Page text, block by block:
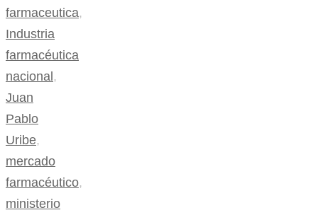
farmaceutica,
Industria
farmacéutica
nacional ,
Juan
Pablo
Uribe,
mercado
farmacéutico,
ministerio